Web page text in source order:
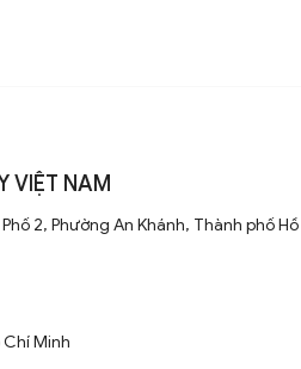
VIỆT NAM
2, Phường An Khánh, Thành phố
Chí Minh